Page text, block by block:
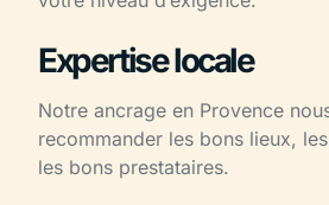
Expertise locale
Notre ancrage en Provence
recommander les bons lieux,
les bons prestataires.